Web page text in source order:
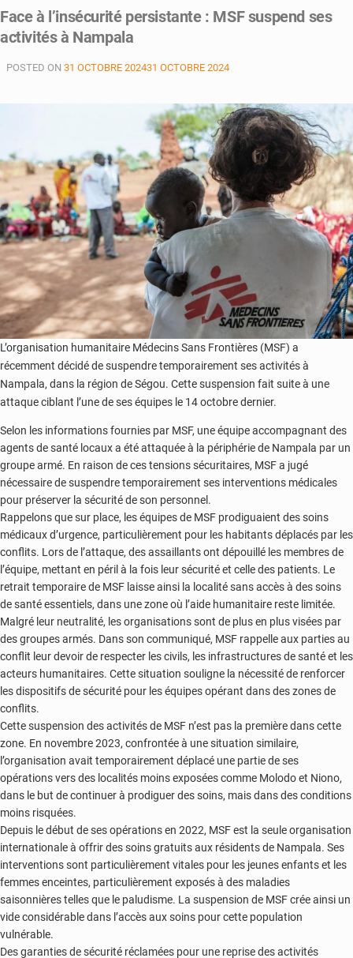
humanitaires
:
renforce
l’effondrement
des
financements
Face à l’insécurité persistante : MSF suspend ses
activités à Nampala
POSTED ON 31 OCTOBRE 202431 OCTOBRE 2024
L’organisation humanitaire Médecins Sans Frontières (MSF) a
récemment décidé de suspendre temporairement ses activités à
Nampala, dans la région de Ségou. Cette suspension fait suite à une
attaque ciblant l’une de ses équipes le 14 octobre dernier.
Selon les informations fournies par MSF, une équipe accompagnant des
agents de santé locaux a été attaquée à la périphérie de Nampala par un
groupe armé. En raison de ces tensions sécuritaires, MSF a jugé
nécessaire de suspendre temporairement ses interventions médicales
pour préserver la sécurité de son personnel.
Rappelons que sur place, les équipes de MSF prodiguaient des soins
médicaux d’urgence, particulièrement pour les habitants déplacés par les
conflits. Lors de l’attaque, des assaillants ont dépouillé les membres de
l’équipe, mettant en péril à la fois leur sécurité et celle des patients. Le
retrait temporaire de MSF laisse ainsi la localité sans accès à des soins
de santé essentiels, dans une zone où l’aide humanitaire reste limitée.
Malgré leur neutralité, les organisations sont de plus en plus visées par
des groupes armés. Dans son communiqué, MSF rappelle aux parties au
conflit leur devoir de respecter les civils, les infrastructures de santé et les
acteurs humanitaires. Cette situation souligne la nécessité de renforcer
les dispositifs de sécurité pour les équipes opérant dans des zones de
conflits.
Cette suspension des activités de MSF n’est pas la première dans cette
zone. En novembre 2023, confrontée à une situation similaire,
l’organisation avait temporairement déplacé une partie de ses
opérations vers des localités moins exposées comme Molodo et Niono,
dans le but de continuer à prodiguer des soins, mais dans des conditions
moins risquées.
Depuis le début de ses opérations en 2022, MSF est la seule organisation
internationale à offrir des soins gratuits aux résidents de Nampala. Ses
interventions sont particulièrement vitales pour les jeunes enfants et les
femmes enceintes, particulièrement exposés à des maladies
saisonnières telles que le paludisme. La suspension de MSF crée ainsi un
vide considérable dans l’accès aux soins pour cette population
vulnérable.
Des garanties de sécurité réclamées pour une reprise des activités